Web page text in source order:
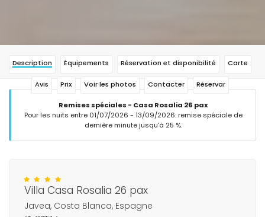
Description Équipements Réservation et disponibilité Carte
Avis Prix Voir les photos Contacter Réservar
Remises spéciales - Casa Rosalia 26 pax
Pour les nuits entre 01/07/2026 - 13/09/2026: remise spéciale de
dernière minute jusqu'à 25 %.
Villa Casa Rosalia 26 pax
Javea, Costa Blanca, Espagne